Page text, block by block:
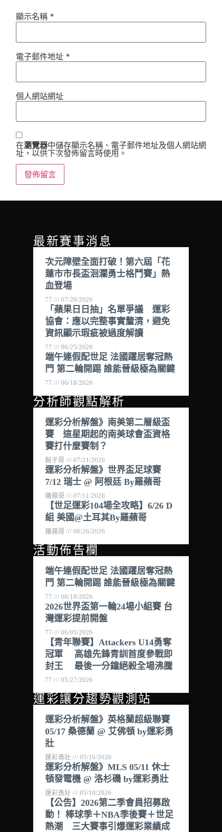
顯示名稱 *
電子郵件地址 *
個人網站網址
在瀏覽器中儲存顯示名稱、電子郵件地址及個人網站網
址，以供下次發佈留言時使用。
最新賽事消息
次元障壁全面打破！第六屆「花
蓮市市長盃洄瀾勇士格鬥賽」熱
血登場
77 07/28/2026
「蘋果日日抽」名單爭議 運彩
協會：應以完整事實釐清，避免
資訊顯示瑕疵被過度解讀
77 06/25/2026
端午連假配世足 法國躍居奪冠熱
門 第二輪開踢 誰能晉級極為關鍵
77 06/18/2026
分析師觀點解析
運彩分析解盤》南美第二層級盃
賽 這星期起的南美球會盃資格
賽打什麼賽制？
鬍子哥 07/21/2026
運彩分析解盤》世界盃足球賽
7/12 瑞士 @ 阿根廷 By羅蘋哥
羅蘋哥 07/11/2026
【世足運彩104場全攻略】6/26 D
組 美國@土耳其By羅蘋哥
羅蘋哥 06/26/2026
活動佈告欄
端午連假配世足 法國躍居奪冠熱
門 第二輪開踢 誰能晉級極為關鍵
77 06/18/2026
2026世界盃第一輪24場小組賽 台
灣運彩提前開盤
77 06/05/2026
【青年聯賽】Attackers U14勇奪
冠軍 高雄先鋒青訓首度參戰即
封王 最後一分鐘絕殺全場沸騰
77 05/27/2026
運彩讓分趨勢觀測站
運彩分析解盤》英格蘭超級聯賽
05/17 桑德蘭 @ 艾佛頓 by運彩勇
壯
運彩勇壯 05/16/2026
運彩分析解盤》MLS 05/11 休士
頓發電機 @ 洛杉磯 by運彩勇壯
運彩勇壯 05/10/2026
【公告】2026第二季會員招募啟
動！ 棒球季＋NBA季後賽＋世足
熱潮 三大賽事引爆運彩業績成